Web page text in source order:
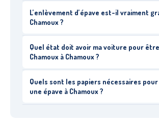
L’enlèvement d’épave est-il vraiment
Chamoux ?
Quel état doit avoir ma voiture pour
Chamoux à Chamoux ?
Quels sont les papiers nécessaires
une épave à Chamoux ?